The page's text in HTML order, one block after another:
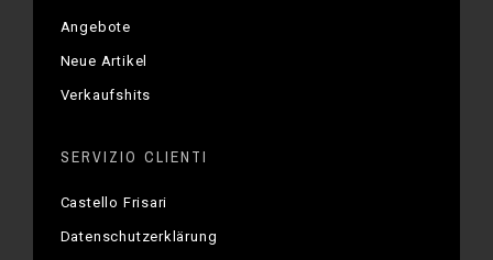
Angebote
Neue Artikel
Verkaufshits
SERVIZIO CLIENTI
Castello Frisari
Datenschutzerklärung